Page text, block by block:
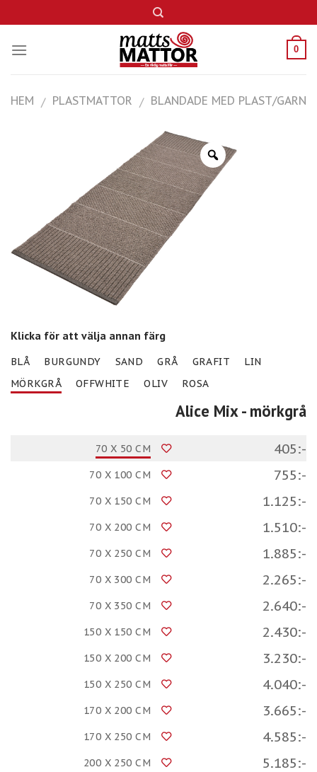
to
content
0
HEM / PLASTMATTOR / BLANDADE MED PLAST/GARN
Klicka för att välja annan färg
BLÅ BURGUNDY SAND GRÅ GRAFIT
LIN
MÖRKGRÅ
OFFWHITE OLIV ROSA
Alice Mix- mörkgrå
70 X 50 CM 405:-
70 X 100 CM 755:-
70 X 150 CM 1.125:-
70 X 200 CM 1.510:-
70 X 250 CM 1.885:-
70 X 300 CM 2.265:-
70 X 350 CM 2.640:-
150 X 150 CM 2.430:-
150 X 200 CM 3.230:-
150 X 250 CM 4.040:-
170 X 200 CM 3.665:-
170 X 250 CM 4.585:-
200 X 250 CM 5.185:-